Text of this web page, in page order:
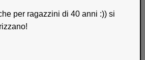
per ragazzini di 40 anni :)) si